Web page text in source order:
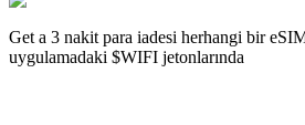
Get a 3 nakit para iadesi herhangi bir
uygulamadaki $WIFI jetonlarında